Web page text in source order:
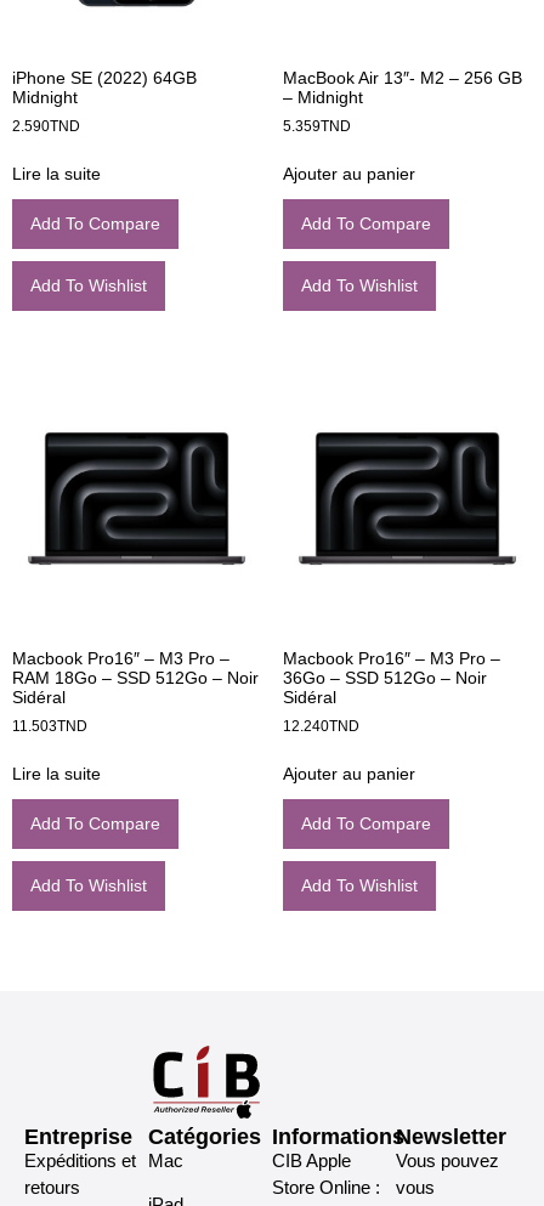
iPhone SE (2022) 64GB
Midnight
2.590TND
Lire la suite
Add To Compare
Add To Wishlist
MacBook Air 13″- M2 – 256 GB
– Midnight
5.359TND
Ajouter au panier
Add To Compare
Add To Wishlist
Macbook Pro16″ – M3 Pro –
RAM 18Go – SSD 512Go – Noir
Sidéral
11.503TND
Lire la suite
Add To Compare
Add To Wishlist
Macbook Pro16″ – M3 Pro –
36Go – SSD 512Go – Noir
Sidéral
12.240TND
Ajouter au panier
Add To Compare
Add To Wishlist
Entreprise
Expéditions et
retours
Catégories
Mac
Informations
CIB Apple
Store Online :
Newsletter
Vous pouvez
vous